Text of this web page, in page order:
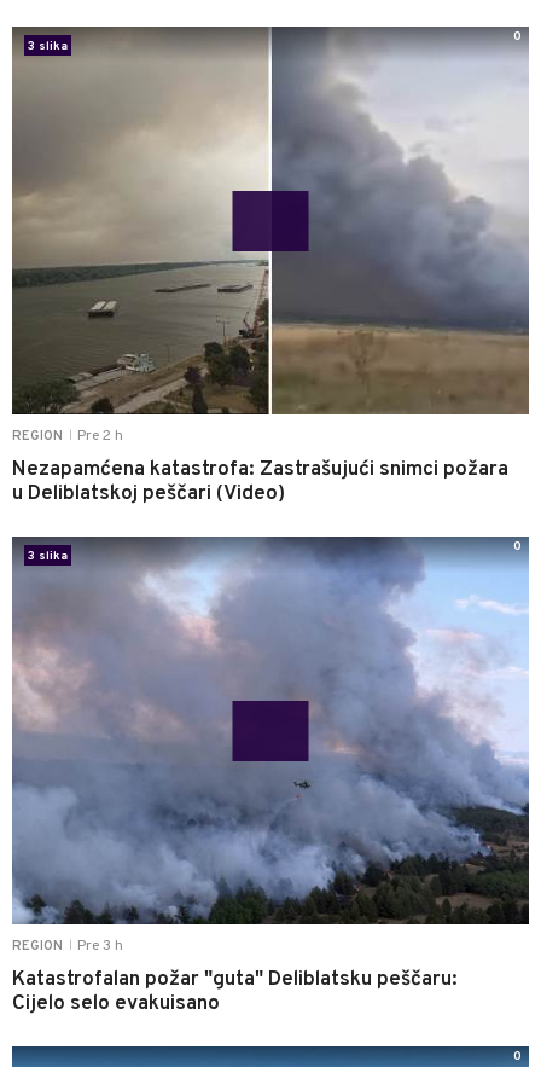
REGION Pre 2 h
Nezapamćena katastrofa: Zastrašujući snimci požara
u Deliblatskoj peščari (Video)
3 slika
0
REGION Pre 3 h
Katastrofalan požar "guta" Deliblatsku peščaru:
Cijelo selo evakuisano
3 slika
0
0